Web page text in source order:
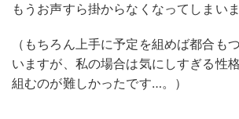
もうお声すら掛からなくなってしまい
（もちろん上手に予定を組めば都合も
いますが、私の場合は気にしすぎる性
組むのが難しかったです…。）